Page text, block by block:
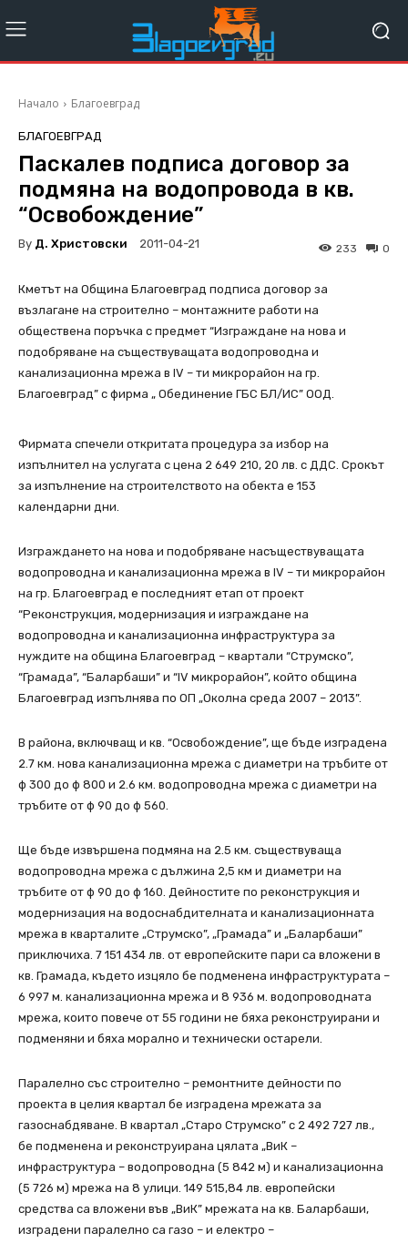
Начало Благоевград
БЛАГОЕВГРАД
Паскалев подписа договор за
подмяна на водопровода в кв.
“Освобождение”
By Д. Христовски 2011-04-21 0
233
Кметът на Община Благоевград подписа договор за
възлагане на строително – монтажните работи на
обществена поръчка с предмет “Изграждане на нова и
подобряване на съществуващата водопроводна и
канализационна мрежа в ІV – ти микрорайон на гр.
Благоевград” с фирма „ Oбединение ГБС БЛ/ИС” ООД.
Фирмата спечели откритата процедура за избор на
изпълнител на услугата с цена 2 649 210, 20 лв. с ДДС. Срокът
за изпълнение на строителството на обекта е 153
календарни дни.
Изграждането на нова и подобряване насъществуващата
водопроводна и канализационна мрежа в IV – ти микрорайон
на гр. Благоевград е последният етап от проект
“Реконструкция, модернизация и изграждане на
водопроводна и канализационна инфраструктура за
нуждите на община Благоевград – квартали “Струмско”,
“Грамада”, “Баларбаши” и “IV микрорайон”, който община
Благоевград изпълнява по ОП „Околна среда 2007 – 2013”.
В района, включващ и кв. “Освобождение”, ще бъде изградена
2.7 км. нова канализационна мрежа с диаметри на тръбите от
ф 300 до ф 800 и 2.6 км. водопроводна мрежа с диаметри на
тръбите от ф 90 до ф 560.
Ще бъде извършена подмяна на 2.5 км. съществуваща
водопроводна мрежа с дължина 2,5 км и диаметри на
тръбите от ф 90 до ф 160. Дейностите по реконструкция и
модернизация на водоснабдителната и канализационната
мрежа в кварталите „Струмско”, „Грамада” и „Баларбаши”
приключиха. 7 151 434 лв. от европейските пари са вложени в
кв. Грамада, където изцяло бе подменена инфраструктурата –
6 997 м. канализационна мрежа и 8 936 м. водопроводната
мрежа, които повече от 55 години не бяха реконструирани и
подменяни и бяха морално и технически остарели.
Паралелно със строително – ремонтните дейности по
проекта в целия квартал бе изградена мрежата за
газоснабдяване. В квартал „Старо Струмско” с 2 492 727 лв.,
бе подменена и реконструирана цялата „ВиК –
инфраструктура – водопроводна (5 842 м) и канализационна
(5 726 м) мрежа на 8 улици. 149 515,84 лв. европейски
средства са вложени във „ВиК” мрежата на кв. Баларбаши,
изградени паралелно са газо – и електро –